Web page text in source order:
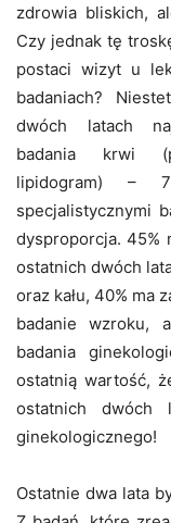
zdrowia bliskich,
Czy jednak tę
postaci wizyt u
badaniach?
dwóch latach
badania krwi
lipidogram) –
specjalistycznymi
dysproporcja. 45%
ostatnich dwóch
oraz kału, 40% ma
badanie wzroku,
badania
ostatnią wartość,
ostatnich dwóch
ginekologicznego!
Ostatnie dwa lata